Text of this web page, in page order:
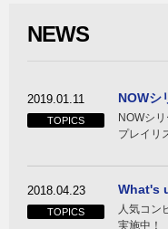
NEWS
2019.01.11
TOPICS
NOWシ
NOWシ
プレイリ
2018.04.23
TOPICS
What's
人気コン
実施中！